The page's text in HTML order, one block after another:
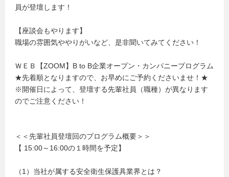
員が登壇します！
【座談会もやります】
職場の雰囲気ややりがいなど、是非聞いてみてください！
ＷＥＢ【ZOOM】B to B企業オープン・カンパニープログラム
★先着順となりますので、お早めにご予約くださいませ！★
※開催日によって、登壇する先輩社員（職種）が異なります
のでご注意ください！
＜＜先輩社員登壇回のプログラム概要＞＞
【 15:00～16:00の１時間を予定】
（1）当社が属する安全衛生保護具業界とは？